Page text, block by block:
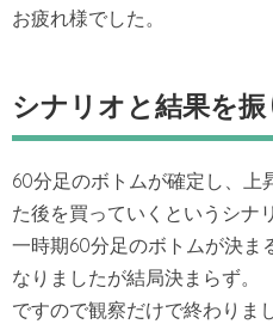
お疲れ様でした。
シナリオと結果を振
60分足のボトムが確定し、上
た後を買っていくというシナ
一時期60分足のボトムが決ま
なりましたが結局決まらず。
ですので観察だけで終わりま